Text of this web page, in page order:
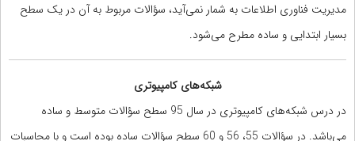
مدیریت فناوری اطلاعات به شمار نمی‌آید، سؤالات مربوط به آن در یک سطح
بسیار ابتدایی و ساده مطرح می‌شود.
شبکه‌های کامپیوتری
در درس شبکه‌های کامپیوتری در سال 95 سطح سؤالات متوسط و ساده
می‌باشد. در سؤالات 55، 56 و 60 سطح سؤالات ساده بوده است و با محاسبات